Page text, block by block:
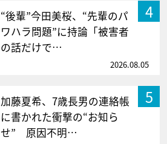
4
“後輩”今田美桜、“先輩のパ
ワハラ問題”に持論「被害者
の話だけで…
2026.08.05
5
加藤夏希、7歳長男の連絡帳
に書かれた衝撃の“お知ら
せ” 原因不明…